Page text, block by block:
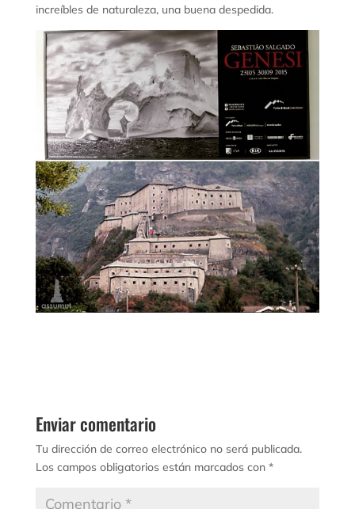
increíbles de naturaleza, una buena despedida.
Enviar comentario
Tu dirección de correo electrónico no será publicada.
Los campos obligatorios están marcados con *